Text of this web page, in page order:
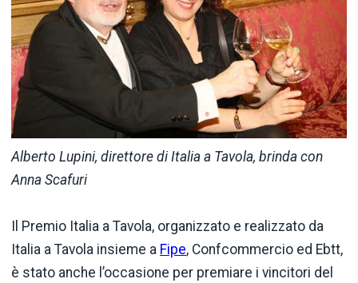
Alberto Lupini, direttore di Italia a Tavola, brinda con
Anna Scafuri
Il Premio Italia a Tavola, organizzato e realizzato da
Italia a Tavola insieme a Fipe, Confcommercio ed Ebtt,
è stato anche l’occasione per premiare i vincitori del